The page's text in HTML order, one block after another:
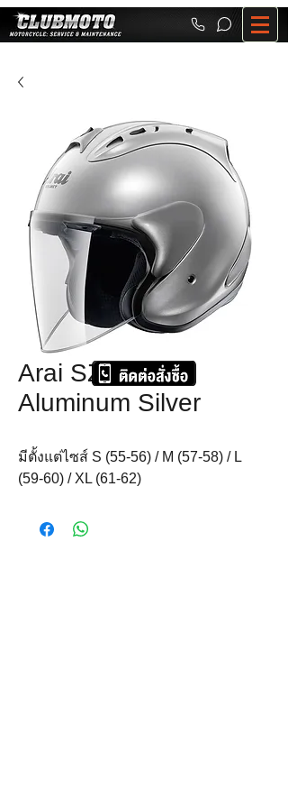
Arai SZ-RAM 4
Aluminum Silver
มีตั้งแต่ไซส์ S (55-56) / M (57-58) / L
(59-60) / XL (61-62)